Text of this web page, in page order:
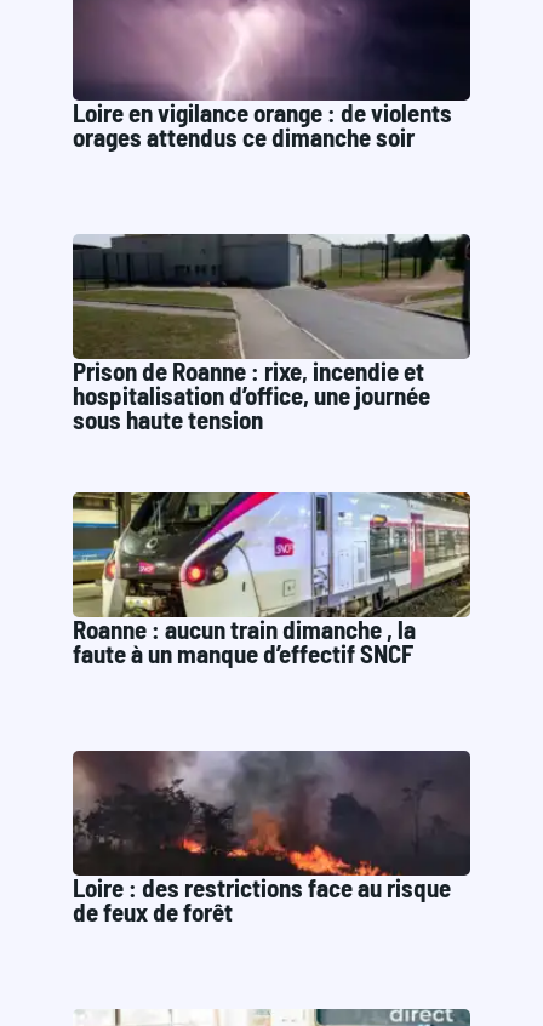
Loire en vigilance orange : de violents
orages attendus ce dimanche soir
Prison de Roanne : rixe, incendie et
hospitalisation d’office, une journée
sous haute tension
Roanne : aucun train dimanche , la
faute à un manque d’effectif SNCF
Loire : des restrictions face au risque
de feux de forêt